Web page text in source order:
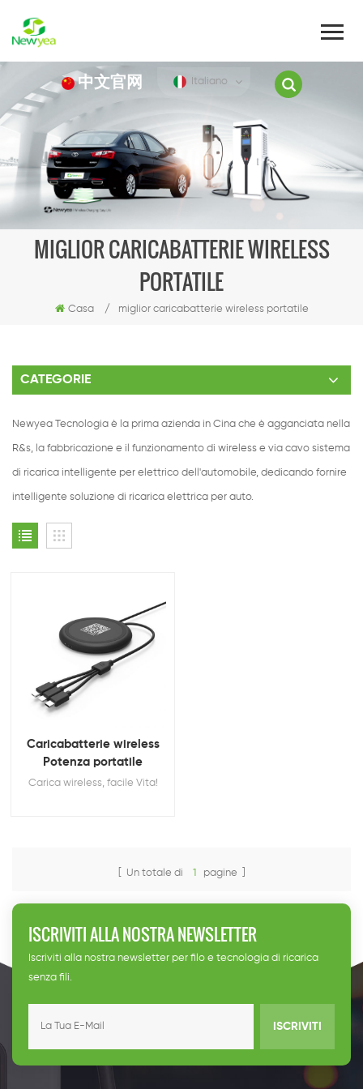
中文官网 Italiano
MIGLIOR CARICABATTERIE WIRELESS
PORTATILE
Casa / miglior caricabatterie wireless portatile
CATEGORIE
Newyea Tecnologia è la prima azienda in Cina che è agganciata nella
R&s, la fabbricazione e il funzionamento di wireless e via cavo sistema
di ricarica intelligente per elettrico dell'automobile, dedicando fornire
intelligente soluzione di ricarica elettrica per auto.
Caricabatterie wireless
Potenza portatile
Carica wireless, facile Vita!
[ Un totale di 1 pagine ]
ISCRIVITI ALLA NOSTRA NEWSLETTER
Iscriviti alla nostra newsletter per filo e tecnologia di ricarica
senza fili.
ISCRIVITI